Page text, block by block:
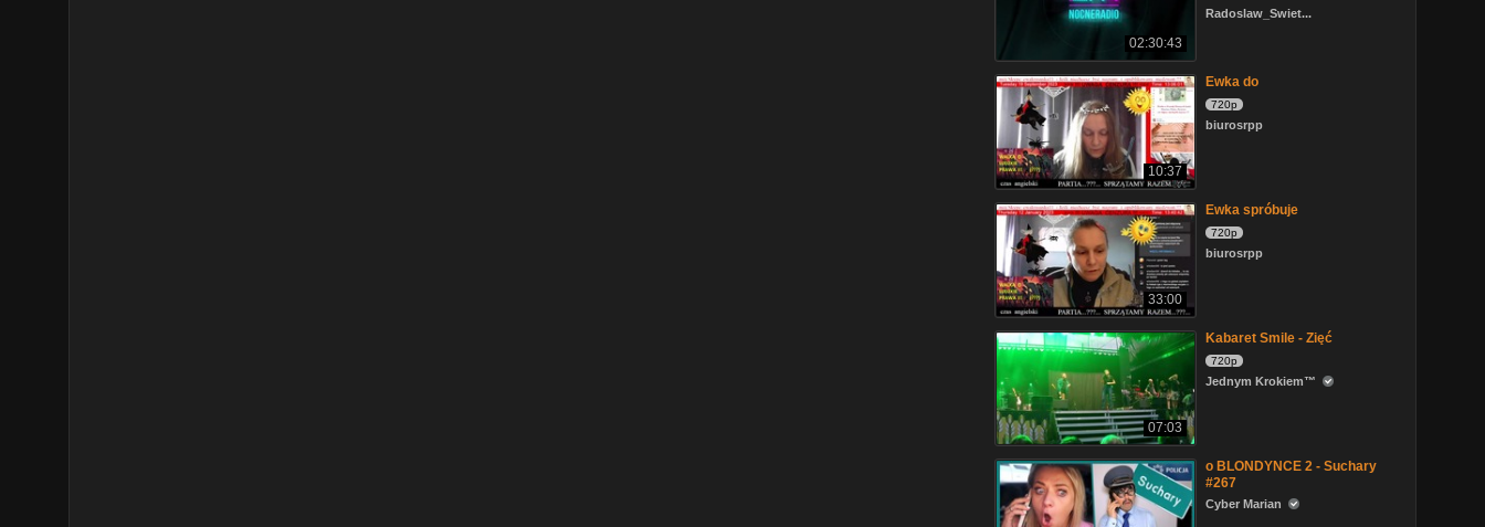
02:30:43
Radoslaw_Swiet...
10:37
Ewka do
720p
biurosrpp
33:00
Ewka spróbuje
720p
biurosrpp
07:03
Kabaret Smile - Zięć
720p
Jednym Krokiem™
o BLONDYNCE 2 - Suchary
#267
Cyber Marian